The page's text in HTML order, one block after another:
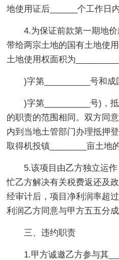
地使用证后______个工作日
4.为保证前款第一期地
带给两宗土地的国有土地使
土地使用权面积为
)字第__________号和成
)字第__________号)，
的职责的范围相同。双方同
内到当地土管部门办理抵押
取得机投镇________亩土地
5.该项目由乙方独立运
忙乙方解决有关税费返还及
经审计后，项目净利润率超
利润乙方同意与甲方五五分成
三、违约职责
1.甲方诚邀乙方参与其